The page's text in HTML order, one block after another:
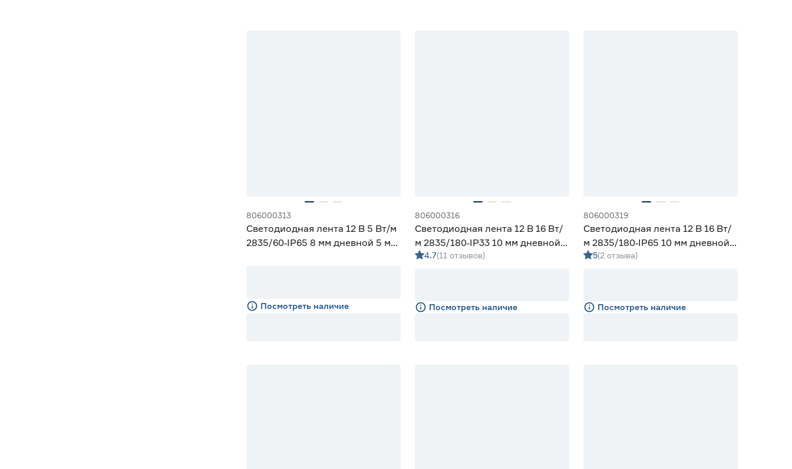
806000313
Светодиодная лента 12 В 5 Вт/м
2835/60‑IP65 8 мм дневной 5 м
Посмотреть наличие
806000316
Светодиодная лента 12 В 16 Вт/
м 2835/180‑IP33 10 мм дневной 2
м Geniled
4.7(11 отзывов)
Посмотреть наличие
806000319
Светодиодная лента 12 В 16 Вт/
м 2835/180‑IP65 10 мм дневной 5
м Geniled
5(2 отзыва)
Посмотреть наличие